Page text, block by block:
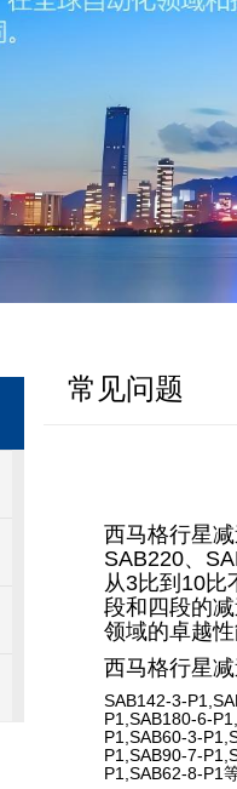
常见问题
西马格行星
SAB220、
从3比到10比
段和四段的
领域的卓越
西马格行星
SAB142-3-
P1,SAB180-6-
P1,SAB60-3-
P1,SAB90-7-
P1,SAB62-8-P1